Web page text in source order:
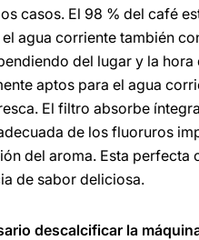
casos. El 98 % del café
agua corriente también
del lugar y la
aptos para el agua
El filtro absorbe
de los fluoruros
del aroma. Esta perfecta
de sabor deliciosa.
descalcificar la